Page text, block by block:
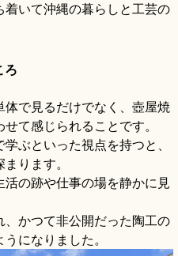
いて沖縄の暮らしと工芸の
ろ
で見るだけでなく、壺屋焼
て感じられることです。
ぶといった視点を持つと、
ります。
の跡や仕事の場を静かに見
かつて非公開だった陶工の
になりました。